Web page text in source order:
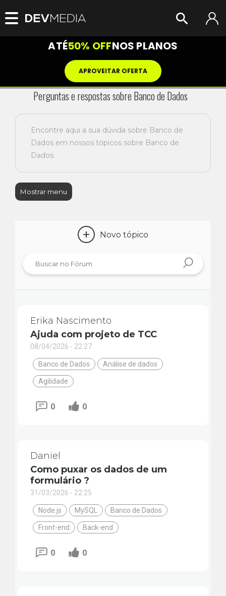
ATÉ50% OFFNOS PLANOS
APROVEITAR OFERTA
Perguntas e respostas sobre Banco de Dados
Encontre aqui a sua dúvida sobre Banco de
Dados em nossos tópicos sobre Banco de
Dados
Mostrar menu
+ Novo tópico
Erika Nascimento
Ajuda com projeto de TCC
08/04/2026 - 22:27
Banco de Dados Análise de dados
Agilidade
0 0
Daniel
Como puxar os dados de um
formulário ?
31/03/2026 - 22:25
Node.js MySQL Banco de Dados
Front-end Back-end
0 0